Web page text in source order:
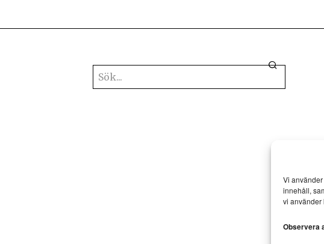
Vi
innehåll,
vi använder
Observera